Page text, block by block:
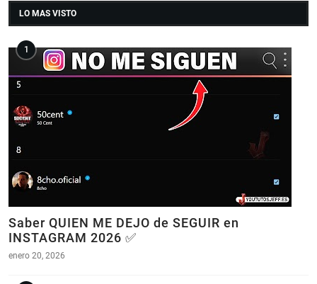
LO MAS VISTO
Saber QUIEN ME DEJO de SEGUIR en
INSTAGRAM 2026 ✅
enero 20, 2026